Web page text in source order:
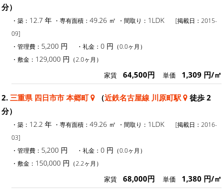
分）
・築： 12.7 年 ・専有面積： 49.26 ㎡ ・間取り： 1LDK
[掲載日：2015-
09]
・管理費： 5,200 円 ・礼金： 0 円 （0.0ヶ月）
・敷金： 129,000 円 （2.0ヶ月）
家賃 64,500円 単価 1,309 円/㎡
2. 三重県 四日市市 本郷町 （近鉄名古屋線 川原町駅
徒歩 2
分）
・築： 12.2 年 ・専有面積： 49.26 ㎡ ・間取り： 1LDK
[掲載日：2016-
03]
・管理費： 5,200 円 ・礼金： 0 円 （0.0ヶ月）
・敷金： 150,000 円 （2.2ヶ月）
家賃 68,000円 単価 1,380 円/㎡